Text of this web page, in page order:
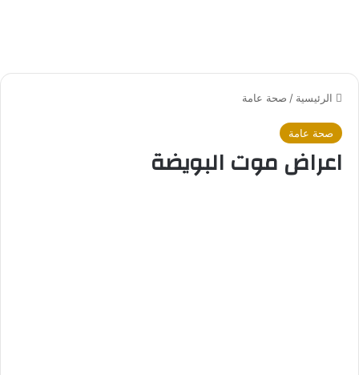
الرئيسية / صحة عامة
صحة عامة
اعراض موت البويضة